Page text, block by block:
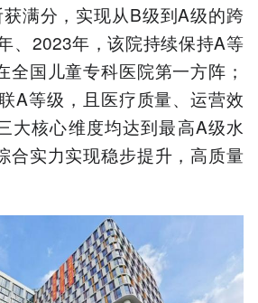
满分，实现从B级到A级的跨
、2023年，该院持续保持A等
全国儿童专科医院第一方阵；
A等级，且医疗质量、运营效
大核心维度均达到最高A级水
合实力实现稳步提升，高质量